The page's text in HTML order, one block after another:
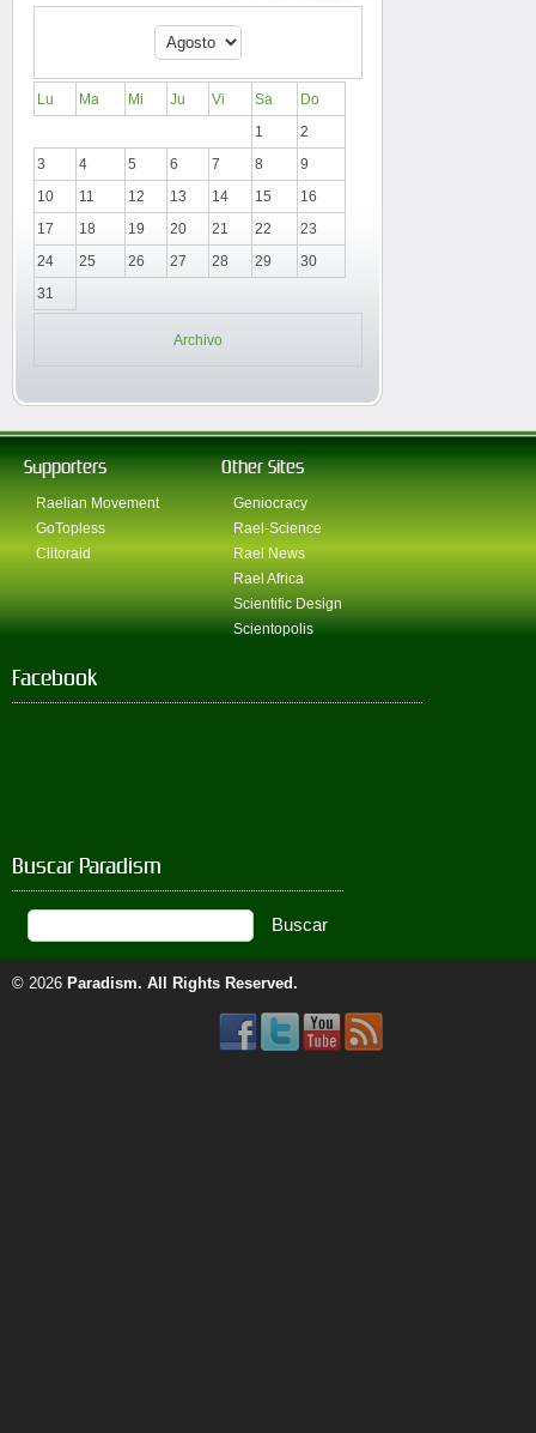
Lu Ma Mi Ju Vi Sa
Do
1
2
3
4 5 6 7 8
9
10
11 12 13 14 15
16
17
18 19 20 21 22
23
24
25 26 27 28 29
30
31
Archivo
Supporters
Raelian Movement
GoTopless
Clitoraid
Other Sites
Geniocracy
Rael-Science
Rael News
Rael Africa
Scientific Design
Scientopolis
Facebook
Buscar Paradism
© 2026 Paradism. All Rights Reserved.